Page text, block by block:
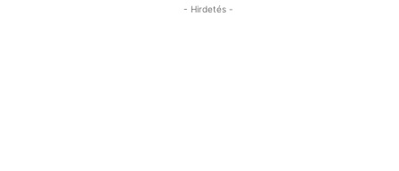
- Hirdetés -